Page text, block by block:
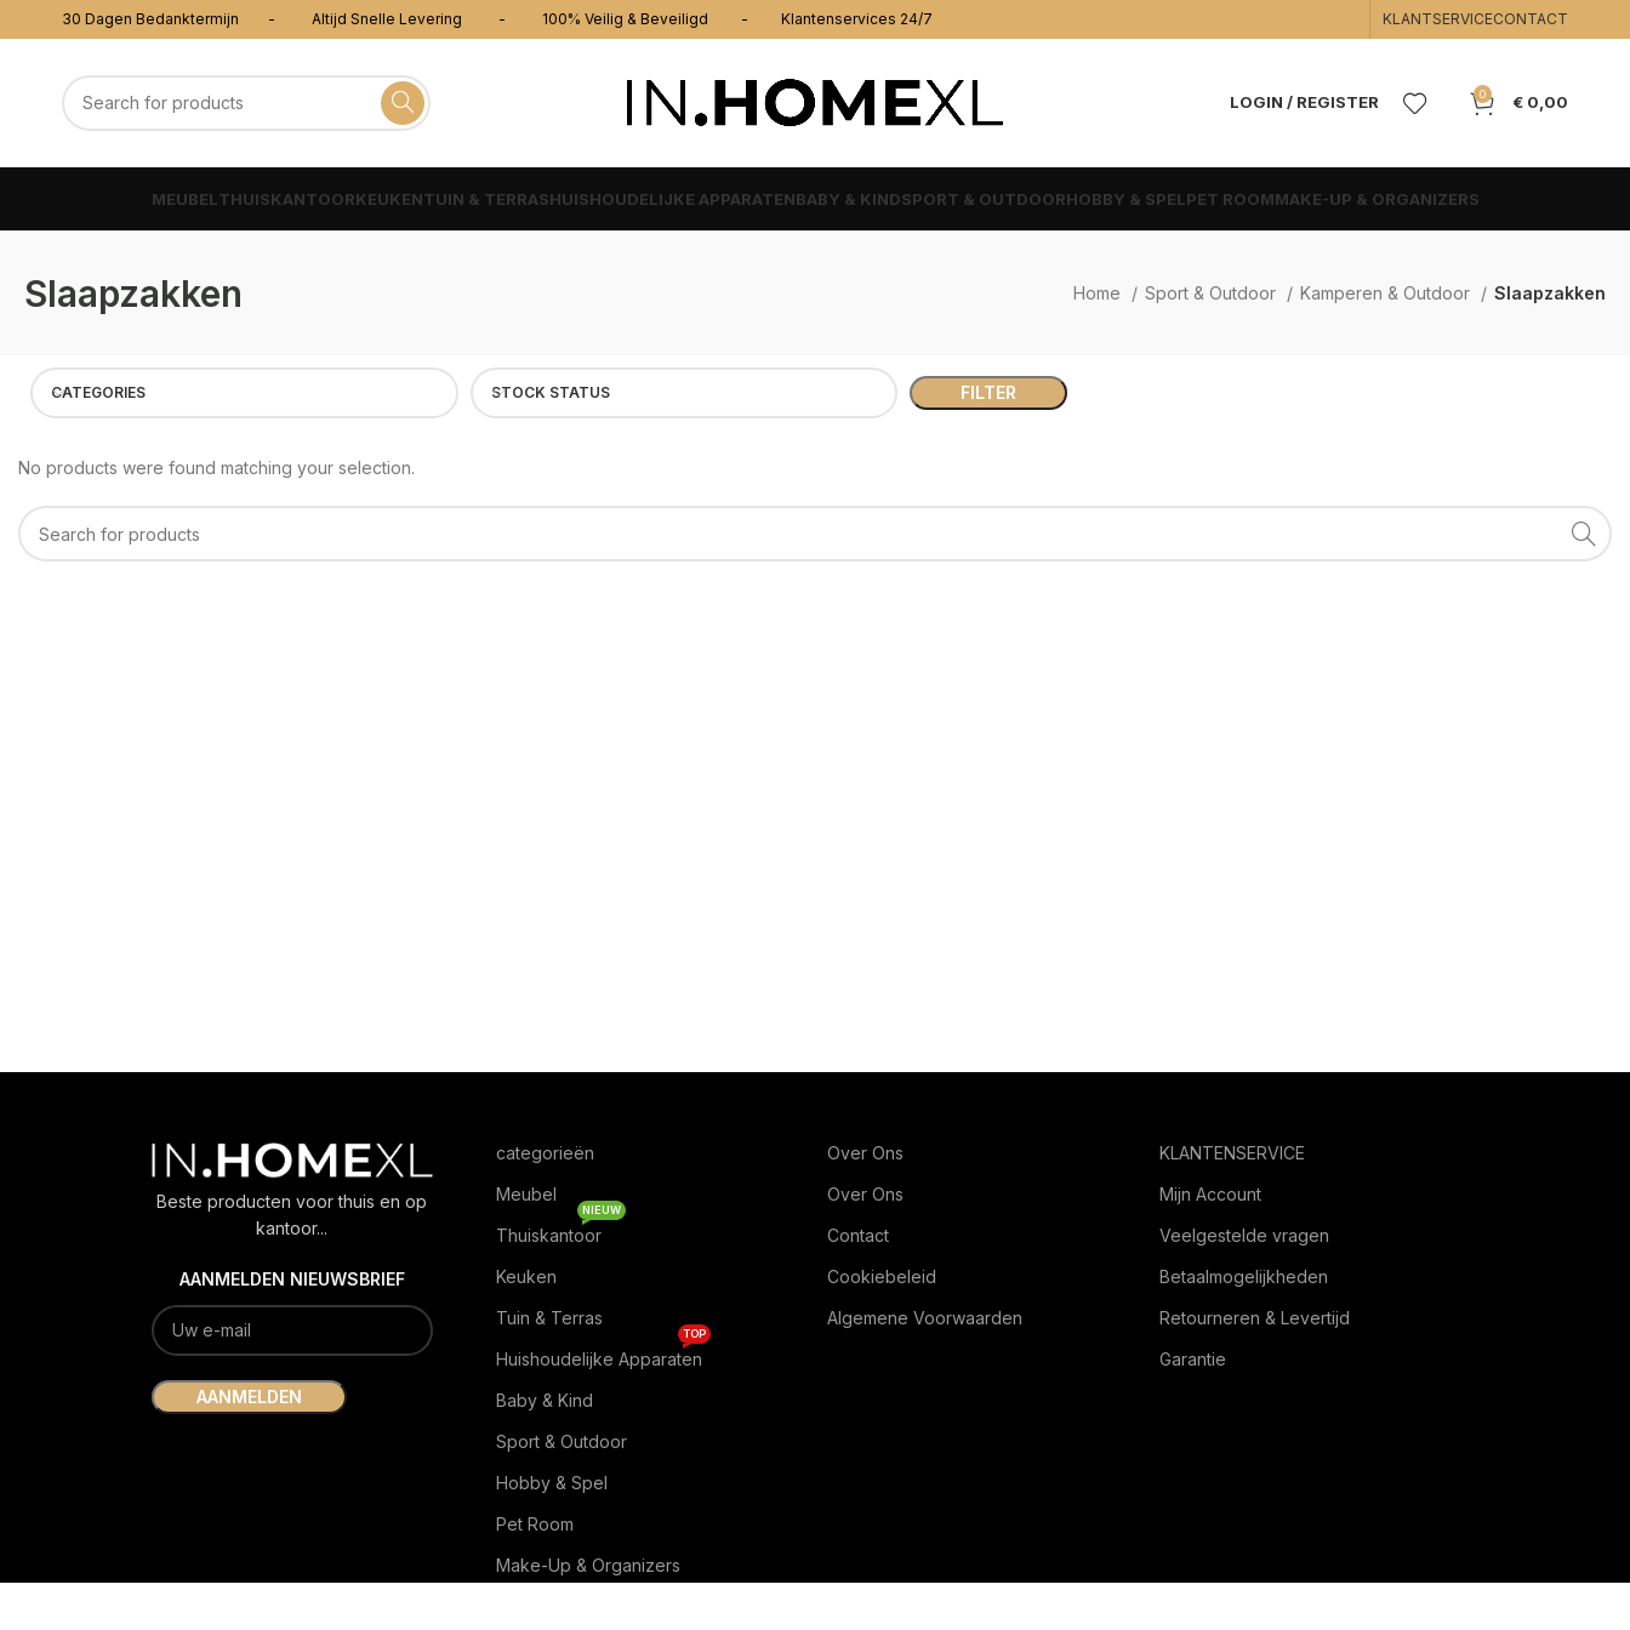
30 Dagen Bedanktermijn - Altijd Snelle Levering - 100% Veilig & Beveiligd - Klantenservices 24/7 KLANTSERVICECONTACT
LOGIN / REGISTER 0 € 0,00
MEUBEL THUISKANTOORKEUKENTUIN & TERRASHUISHOUDELIJKE APPARATENBABY & KINDSPORT & OUTDOORHOBBY & SPEL PET ROOMMAKE-UP & ORGANIZERS
Slaapzakken Home Sport & Outdoor Kamperen & Outdoor Slaapzakken
CATEGORIES STOCK STATUS FILTER
No products were found matching your selection.
Beste producten voor thuis en op
kantoor...
AANMELDEN NIEUWSBRIEF
categorieën
Meubel
Thuiskantoor
NIEUW
Keuken
Tuin & Terras
Huishoudelijke Apparaten
TOP
Baby & Kind
Sport & Outdoor
Hobby & Spel
Pet Room
Make-Up & Organizers
Over Ons
Over Ons
Contact
Cookiebeleid
Algemene Voorwaarden
KLANTENSERVICE
Mijn Account
Veelgestelde vragen
Betaalmogelijkheden
Retourneren & Levertijd
Garantie